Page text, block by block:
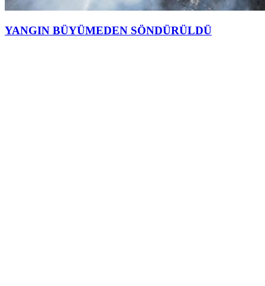
YANGIN BÜYÜMEDEN SÖNDÜRÜLDÜ